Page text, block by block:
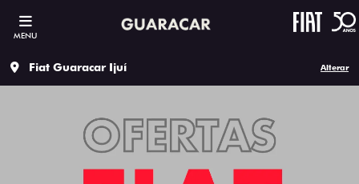
MENU
Fiat Guaracar Ijuí Alterar